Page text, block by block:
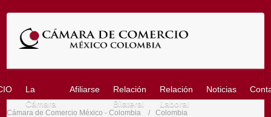
contenido
La
Cámara
Afiliarse
Relación
Bilateral
Relación
Laboral
Noticias
Cámara de Comercio México - Colombia Colombia